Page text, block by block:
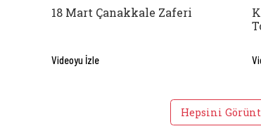
18 Mart Çanakkale Zaferi
Videoyu İzle
Hepsini